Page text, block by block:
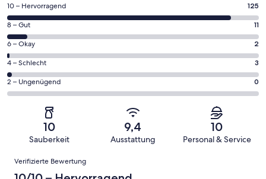
125
von
insgesamt
141
Gästebewertungen
haben
eine
Bewertung
Hervorragend
10 – Hervorragend 125
11
von
insgesamt
141
Gästebewertungen
haben
Bewertung
Gut
8 – Gut 11
2
von
insgesamt
141
Gästebewertungen
Bewertung
6 – Okay 2
3
von
insgesamt
Gästebewertungen
von
4 – Schlecht 3
0
von
insgesamt
Gästebewertungen
haben
eine
Bewertung
2 – Ungenügend 0
10
Sauberkeit
9,4
Ausstattung
10
Personal & Service
Bewertungen
Verifizierte Bewertung